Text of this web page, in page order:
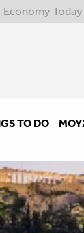
Economy Today
TO DO